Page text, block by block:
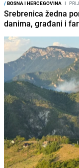
/BOSNA I HERCEGOVINA I
Srebrenica žedna
danima, građani i